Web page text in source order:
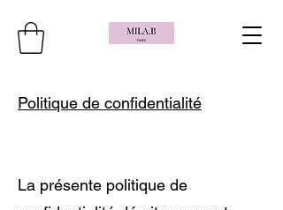
Politique de confidentialité
La présente politique de